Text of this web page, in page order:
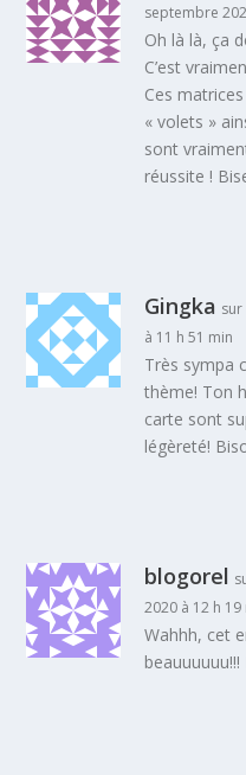
septembre
Oh là là, ça
C’est
Ces
« volets »
sont
réussite !
Gingka
à 11 h 51 min
Très sympa
thème! Ton
carte sont
légèreté!
blogorel
2020 à 12 h 19
Wahhh, cet
beauuuuuu!!!